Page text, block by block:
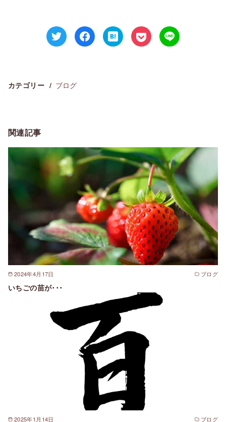
カテゴリー ブログ
関連記事
2024年4月17日 ブログ
いちごの苗が･･･
2025年1月14日 ブログ